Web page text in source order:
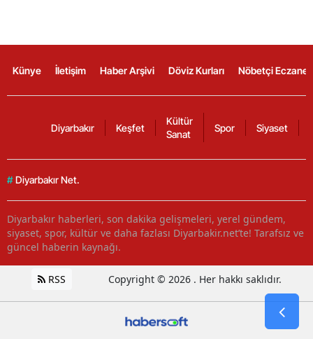
Künye İletişim Haber Arşivi Döviz Kurları Nöbetçi
Diyarbakır Keşfet
Kültür
Sanat
Spor Siyaset
# Diyarbakır Net.
Diyarbakır haberleri, son dakika gelişmeleri, yerel gündem,
siyaset, spor, kültür ve daha fazlası Diyarbakir.net’te! Tarafsız ve
güncel haberin kaynağı.
RSS Copyright © 2026 . Her hakkı saklıdır.